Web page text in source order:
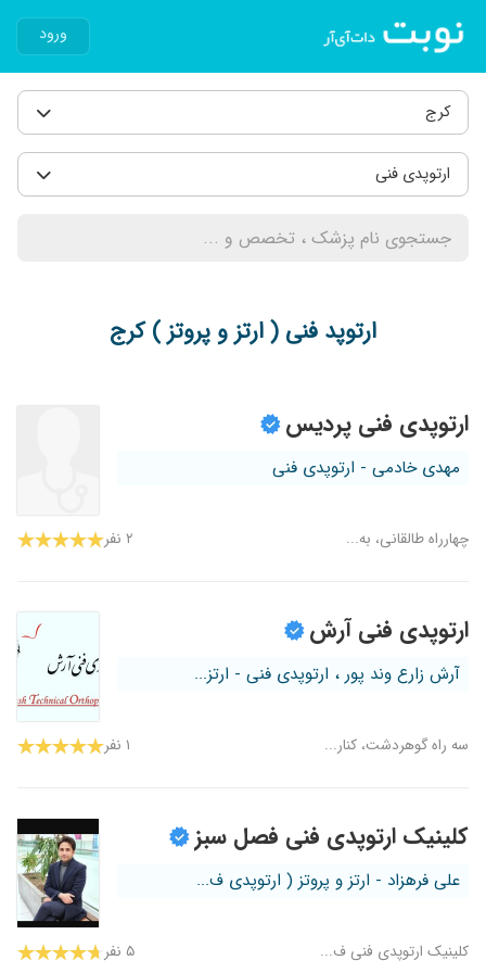
ورود
کرج
ارتوپدی فنی
ارتوپد فنی ( ارتز و پروتز ) کرج
ارتوپدی فنی پردیس
مهدی خادمی - ارتوپدی فنی
چهارراه طالقانی، به... ۲ نفر
ارتوپدی فنی آرش
آرش زارع وند پور ، ارتوپدی فنی - ارتز...
سه راه گوهردشت، کنار... ۱ نفر
کلینیک ارتوپدی فنی فصل سبز
علی فرهزاد - ارتز و پروتز ( ارتوپدی ف...
کلینیک ارتوپدی فنی ف... ۵ نفر